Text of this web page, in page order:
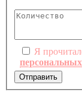
Я
Отправить